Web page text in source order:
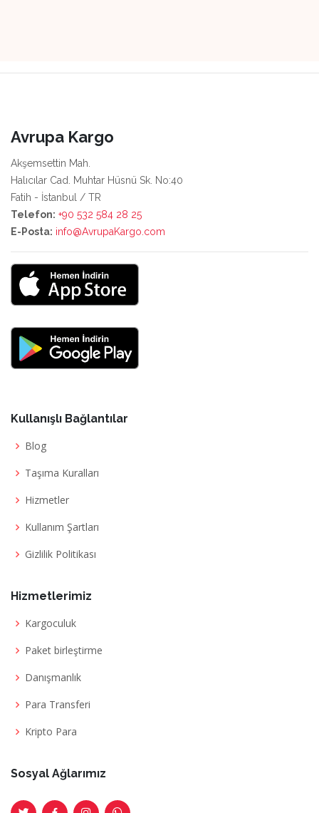
Avrupa Kargo
Akşemsettin Mah.
Halıcılar Cad. Muhtar Hüsnü Sk. No:40
Fatih - İstanbul / TR
Telefon: +90 532 584 28 25
E-Posta: info@AvrupaKargo.com
Kullanışlı Bağlantılar
Blog
Taşıma Kuralları
Hizmetler
Kullanım Şartları
Gizlilik Politikası
Hizmetlerimiz
Kargoculuk
Paket birleştirme
Danışmanlık
Para Transferi
Kripto Para
Sosyal Ağlarımız